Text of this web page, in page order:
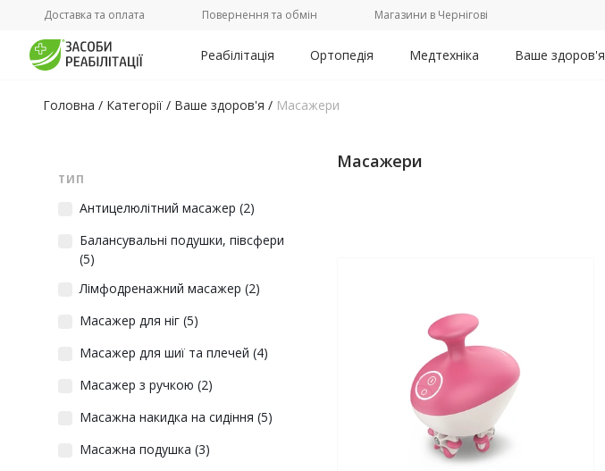
Доставка та оплата Повернення та обмін Магазини в Чернігові
Реабілітація Ортопедія Медтехніка Ваше здоров'я
Головна / Категорії / Ваше здоров'я / Масажери
ТИП
Антицелюлітний масажер (2)
Балансувальні подушки, півсфери
(5)
Лімфодренажний масажер (2)
Масажер для ніг (5)
Масажер для шиї та плечей (4)
Масажер з ручкою (2)
Масажна накидка на сидіння (5)
Масажна подушка (3)
Масажери